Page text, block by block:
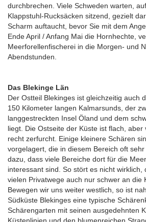
durchbrechen. Viele Schweden warten,
Klappstuhl-Rucksäcken sitzend, gezielt
Scharm auftaucht, bevor Sie mit dem
Ende April / Anfang Mai die Hornhechte,
Meerforellenfischerei in die Morgen- und
Abendstunden.
Das Blekinge Län
Der Ostteil Blekinges ist gleichzeitig auch
150 Kilometer langen Kalmarsunds, der
langgestreckten Insel Öland und dem
liegt. Die Ostseite der Küste ist flach, aber
recht zerfurcht. Einige kleinere Schären
vorgelagert, die in diesem Bereich oft
dazu, dass viele Bereiche dort für die
interessant sind. So stört es nicht
vielen Privatwege auch nur schwer an die
Bewegen wir uns weiter westlich, so ist
Südküste Blekinges eine typische
Schärengarten mit seinen ausgedehnten